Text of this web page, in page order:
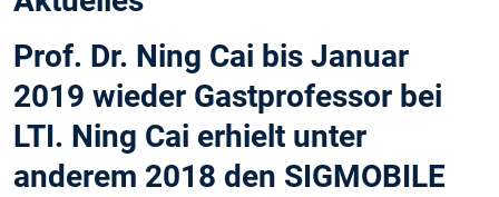
Prof. Dr. Ning Cai bis Januar
2019 wieder Gastprofessor bei
LTI. Ning Cai erhielt unter
anderem 2018 den SIGMOBILE